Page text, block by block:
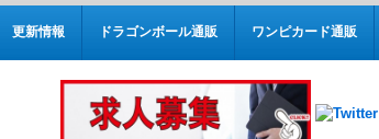
更新情報 ドラゴンボール通販 ワンピカード通販